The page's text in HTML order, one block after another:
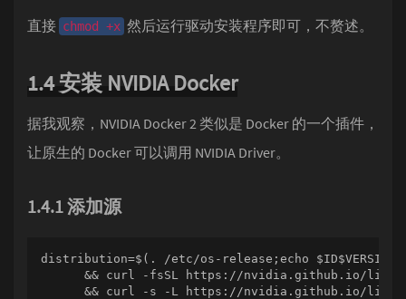
直接 chmod +x 然后运行驱动安装程序即可，不赘述。
1.4 安装 NVIDIA Docker
据我观察，NVIDIA Docker 2 类似是 Docker 的一个插件，
让原生的 Docker 可以调用 NVIDIA Driver。
1.4.1 添加源
distribution=$(. /etc/os-release;echo
&& curl -fsSL https://nvidia.github.io/
&& curl -s -L https://nvidia.github.io/